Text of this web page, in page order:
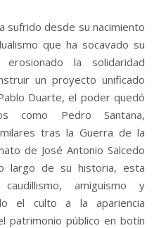
sufrido desde su nacimiento
que ha socavado su
la solidaridad
un proyecto unificado
Duarte, el poder quedó
como Pedro Santana,
tras la Guerra de la
de José Antonio Salcedo
largo de su historia, esta
amiguismo y
el culto a la apariencia
patrimonio público en botín